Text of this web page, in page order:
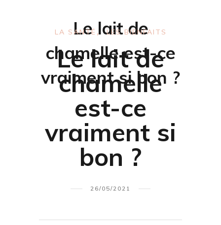
Le lait de
chamelle est-ce
vraiment si bon ?
LA SANTÉ LES BIENFAITS
Le lait de
chamelle
est-ce
vraiment si
bon ?
26/05/2021